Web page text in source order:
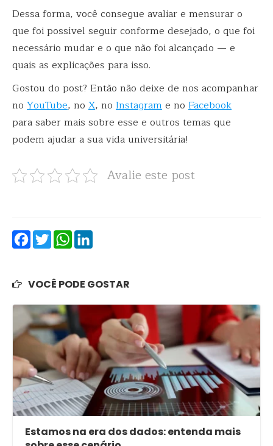
Dessa forma, você consegue avaliar e mensurar o
que foi possível seguir conforme desejado, o que foi
necessário mudar e o que não foi alcançado — e
quais as explicações para isso.
Gostou do post? Então não deixe de nos acompanhar
no YouTube, no X, no Instagrame no Facebook
para saber mais sobre esse e outros temas que
podem ajudar a sua vida universitária!
Avalie este post
FacebookTwitterWhatsApp
VOCÊ PODE GOSTAR
Estamos na era dos dados: entenda mais